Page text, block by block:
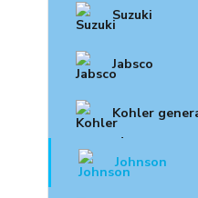
Suzuki
Jabsco
Kohler
Johnson